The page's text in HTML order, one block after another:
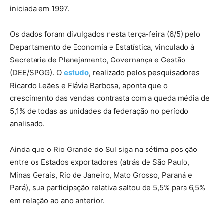
iniciada em 1997.
Os dados foram divulgados nesta terça-feira (6/5) pelo
Departamento de Economia e Estatística, vinculado à
Secretaria de Planejamento, Governança e Gestão
(DEE/SPGG). O estudo, realizado pelos pesquisadores
Ricardo Leães e Flávia Barbosa, aponta que o
crescimento das vendas contrasta com a queda média de
5,1% de todas as unidades da federação no período
analisado.
Ainda que o Rio Grande do Sul siga na sétima posição
entre os Estados exportadores (atrás de São Paulo,
Minas Gerais, Rio de Janeiro, Mato Grosso, Paraná e
Pará), sua participação relativa saltou de 5,5% para 6,5%
em relação ao ano anterior.